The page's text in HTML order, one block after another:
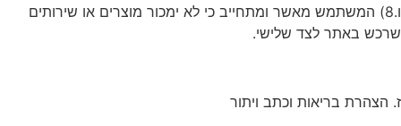
ו.8) המשתמש מאשר ומתחייב כי לא ימכור מוצרים או שירותים
שרכש באתר לצד שלישי.
ז. הצהרת בריאות וכתב ויתור